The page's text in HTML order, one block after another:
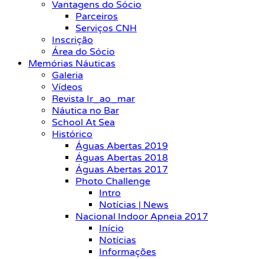
Vantagens do Sócio
Parceiros
Serviços CNH
Inscrição
Área do Sócio
Memórias Náuticas
Galeria
Vídeos
Revista Ir_ao_mar
Náutica no Bar
School At Sea
Histórico
Águas Abertas 2019
Águas Abertas 2018
Águas Abertas 2017
Photo Challenge
Intro
Notícias | News
Nacional Indoor Apneia 2017
Início
Notícias
Informações